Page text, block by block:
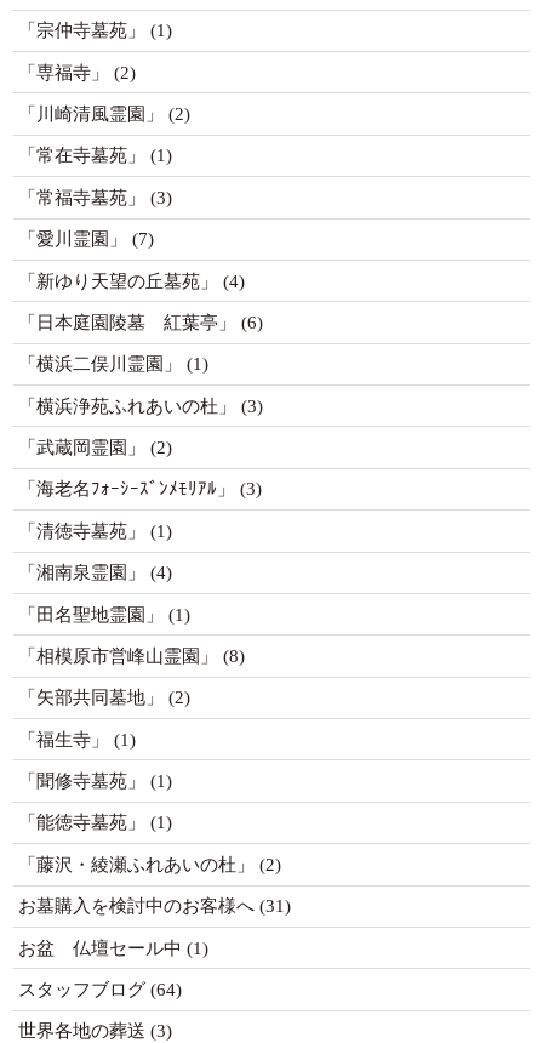
「宗仲寺墓苑」 (1)
「専福寺」 (2)
「川崎清風霊園」 (2)
「常在寺墓苑」 (1)
「常福寺墓苑」 (3)
「愛川霊園」 (7)
「新ゆり天望の丘墓苑」 (4)
「日本庭園陵墓 紅葉亭」 (6)
「横浜二俣川霊園」 (1)
「横浜浄苑ふれあいの杜」 (3)
「武蔵岡霊園」 (2)
「海老名ﾌｫｰｼｰｽﾞﾝﾒﾓﾘｱﾙ」 (3)
「清徳寺墓苑」 (1)
「湘南泉霊園」 (4)
「田名聖地霊園」 (1)
「相模原市営峰山霊園」 (8)
「矢部共同墓地」 (2)
「福生寺」 (1)
「聞修寺墓苑」 (1)
「能徳寺墓苑」 (1)
「藤沢・綾瀬ふれあいの杜」 (2)
お墓購入を検討中のお客様へ(31)
お盆 仏壇セール中 (1)
スタッフブログ(64)
世界各地の葬送 (3)